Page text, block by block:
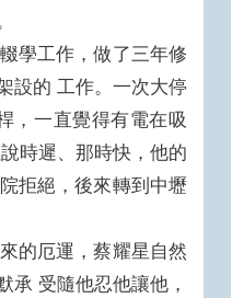
學工作，做了三年修
設的 工作。一次大停
，一直覺得有電在吸
時遲、那時快，他的
拒絕，後來轉到中壢
的厄運，蔡耀星自然
承 受隨他忍他讓他，